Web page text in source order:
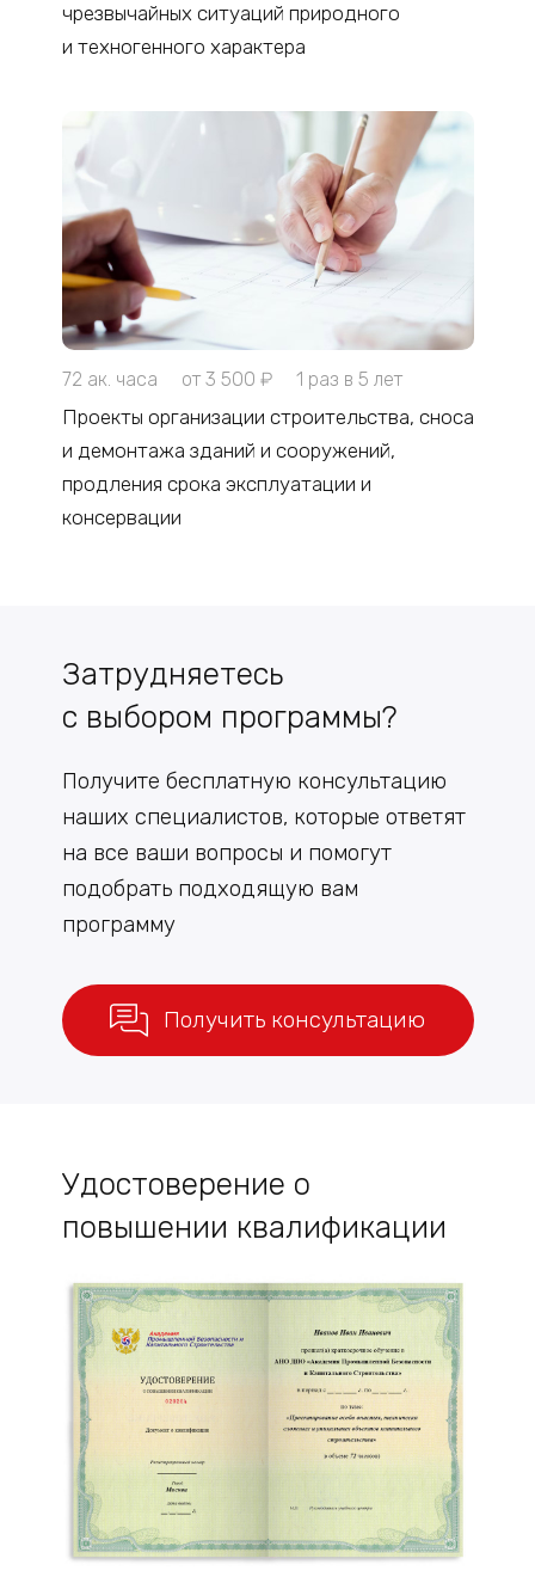
чрезвычайных ситуаций природного
и техногенного характера
72 ак. часа от 3 500 ₽ 1 раз в 5 лет
Проекты организации строительства, сноса
и демонтажа зданий и сооружений,
продления срока эксплуатации и
консервации
Затрудняетесь
с выбором программы?
Получите бесплатную консультацию
наших специалистов, которые ответят
на все ваши вопросы и помогут
подобрать подходящую вам
программу
Получить консультацию
Удостоверение о
повышении квалификации